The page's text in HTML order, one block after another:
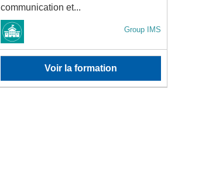
communication et...
Group IMS
Voir la formation